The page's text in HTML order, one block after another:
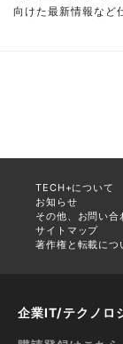
向けた最新情報など
TECH+について
お知らせ
その他、お問い合
サイトマップ
著作権と転載につ
企業IT/テクノロ